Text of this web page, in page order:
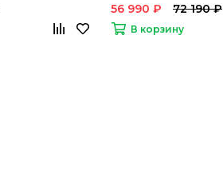
56 990 ₽ 72 190 ₽
В корзину